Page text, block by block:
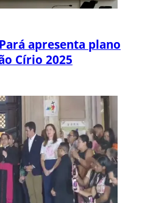
apresenta plano
Círio 2025